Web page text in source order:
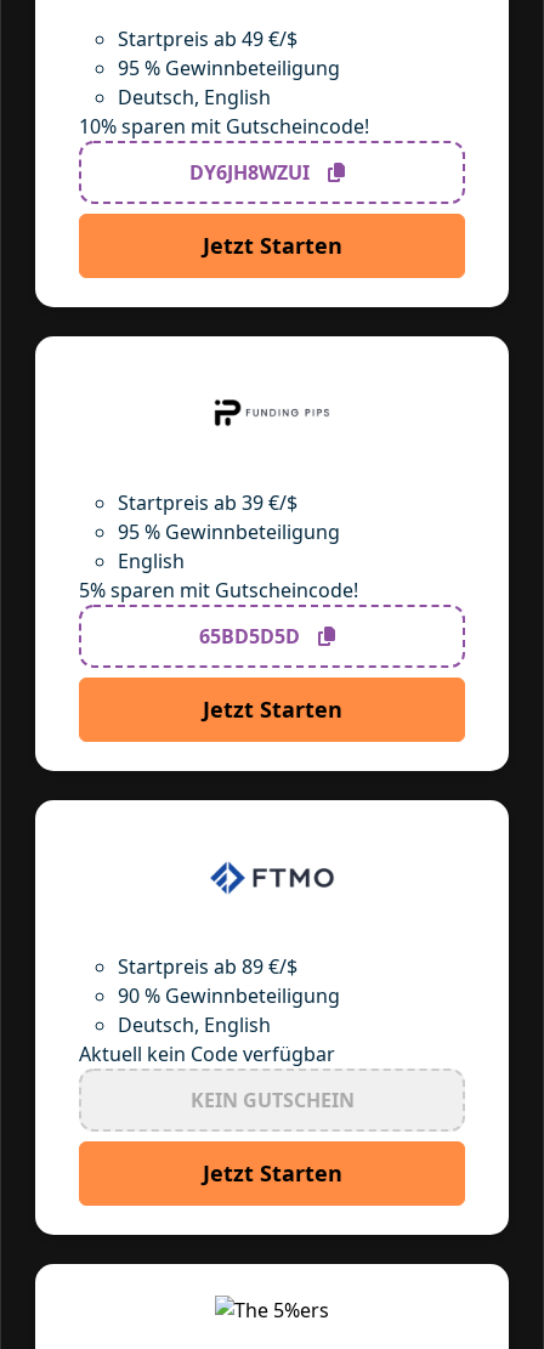
Startpreis ab 49 €/$
95 % Gewinnbeteiligung
Deutsch, English
10% sparen mit Gutscheincode!
DY6JH8WZUI
Jetzt Starten
Startpreis ab 39 €/$
95 % Gewinnbeteiligung
English
5% sparen mit Gutscheincode!
65BD5D5D
Jetzt Starten
Startpreis ab 89 €/$
90 % Gewinnbeteiligung
Deutsch, English
Aktuell kein Code verfügbar
KEIN GUTSCHEIN
Jetzt Starten